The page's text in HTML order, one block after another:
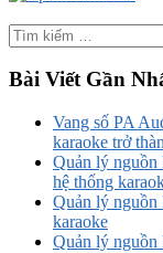
Bài Viết Gần
Vang số PA
karaoke trở
Quản lý nguồn
hệ thống
Quản lý nguồn
karaoke
Quản lý nguồn